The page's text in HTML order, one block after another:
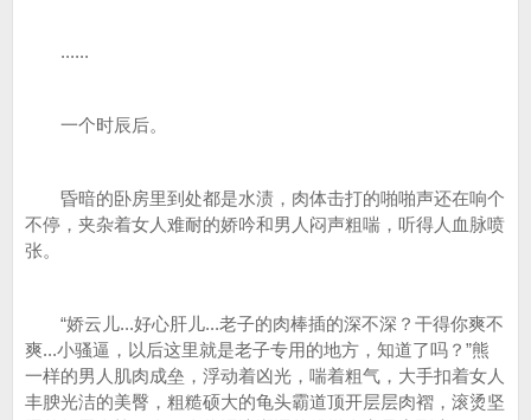
......
一个时辰后。
昏暗的卧房里到处都是水渍，肉体击打的啪啪声还在响个
不停，夹杂着女人难耐的娇吟和男人闷声粗喘，听得人血脉喷
张。
“娇云儿...好心肝儿...老子的肉棒插的深不深？干得你爽不
爽...小骚逼，以后这里就是老子专用的地方，知道了吗？”熊
一样的男人肌肉成垒，浮动着凶光，喘着粗气，大手扣着女人
丰腴光洁的美臀，粗糙硕大的龟头霸道顶开层层肉褶，滚烫坚